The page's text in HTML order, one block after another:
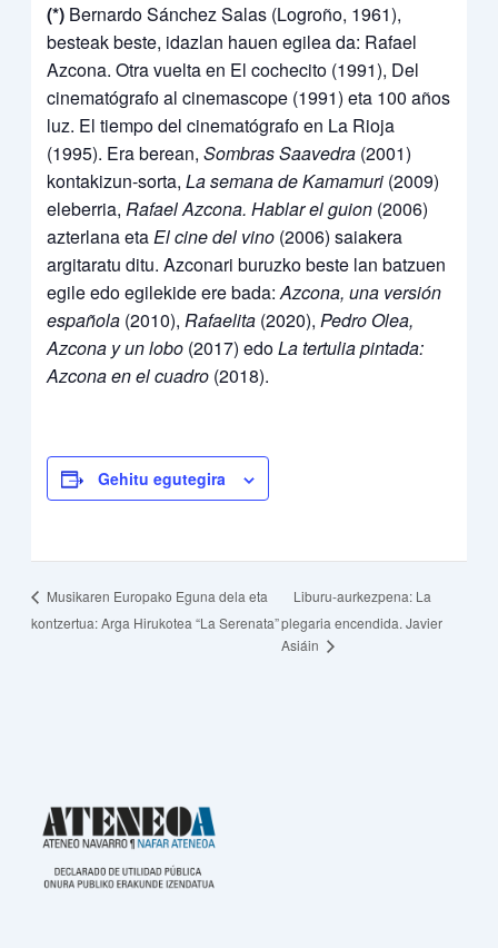
(*) Bernardo Sánchez Salas (Logroño, 1961),
besteak beste, idazlan hauen egilea da: Rafael
Azcona. Otra vuelta en El cochecito (1991), Del
cinematógrafo al cinemascope (1991) eta 100 años
luz. El tiempo del cinematógrafo en La Rioja
(1995). Era berean,Sombras Saavedra (2001)
kontakizun-sorta,La semana de Kamamuri (2009)
eleberria,Rafael Azcona. Hablar el guion (2006)
azterlana etaEl cine del vino (2006) saiakera
argitaratu ditu. Azconari buruzko beste lan batzuen
egile edo egilekide ere bada:Azcona, una versión
española (2010),Rafaelita (2020),Pedro Olea,
Azcona y un lobo (2017) edoLa tertulia pintada:
Azcona en el cuadro (2018).
Gehitu egutegira
Musikaren Europako Eguna dela eta
kontzertua: Arga Hirukotea “La Serenata”
Liburu-aurkezpena: La
plegaria encendida. Javier
Asiáin